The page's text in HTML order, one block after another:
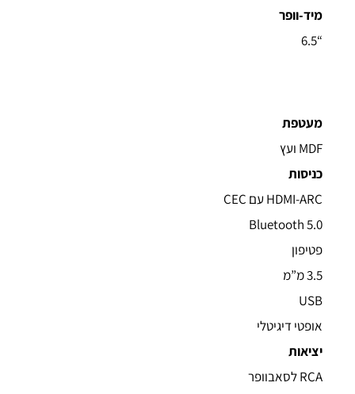
מיד-וופר
“6.5
מעטפת
MDF ועץ
כניסות
HDMI-ARC עם CEC
Bluetooth 5.0
פטיפון
3.5 מ”מ
USB
אופטי דיגיטלי
יציאות
RCA לסאבוופר